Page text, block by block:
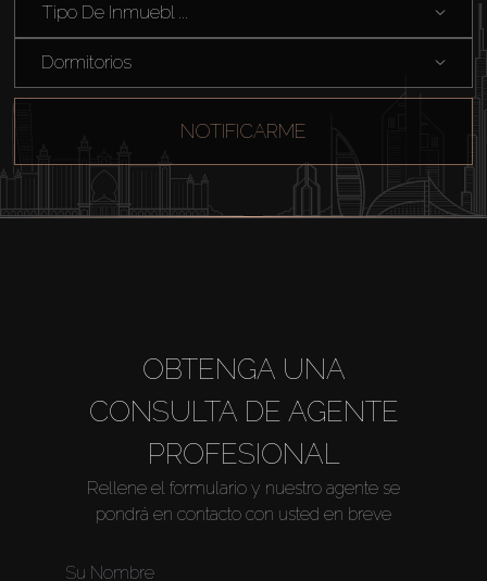
Tipo De Inmuebl ...
Dormitorios
NOTIFICARME
OBTENGA UNA
CONSULTA DE AGENTE
PROFESIONAL
Rellene el formulario y nuestro agente se
pondrá en contacto con usted en breve